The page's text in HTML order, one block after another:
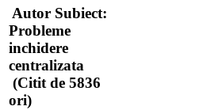
Autor Subiect:
Probleme
inchidere
centralizata
(Citit de 5836
ori)